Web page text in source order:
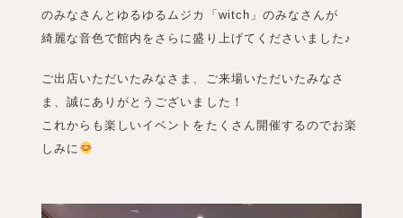
のみなさんとゆるゆるムジカ「witch」のみなさんが
綺麗な音色で館内をさらに盛り上げてくださいました♪
ご出店いただいたみなさま、ご来場いただいたみなさ
ま、誠にありがとうございました！
これからも楽しいイベントをたくさん開催するのでお楽
しみに